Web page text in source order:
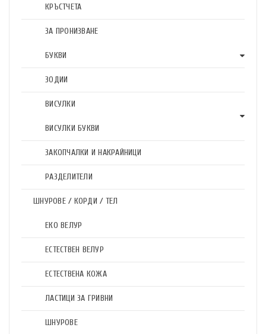
КРЪСТЧЕТА
ЗА ПРОНИЗВАНЕ
БУКВИ
ЗОДИИ
ВИСУЛКИ
ВИСУЛКИ БУКВИ
ЗАКОПЧАЛКИ И НАКРАЙНИЦИ
РАЗДЕЛИТЕЛИ
ШНУРОВЕ / КОРДИ / ТЕЛ
ЕКО ВЕЛУР
ЕСТЕСТВЕН ВЕЛУР
ЕСТЕСТВЕНА КОЖА
ЛАСТИЦИ ЗА ГРИВНИ
ШНУРОВЕ